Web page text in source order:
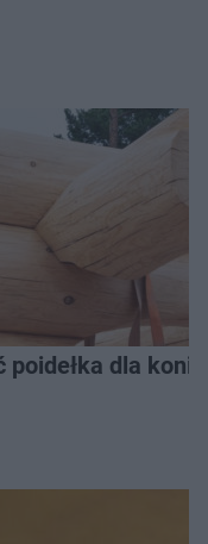
poidełka dla